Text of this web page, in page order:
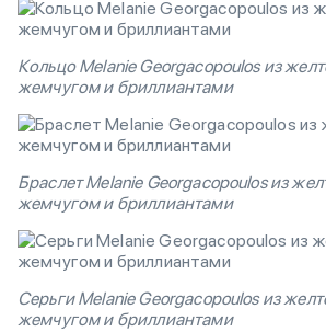
Кольцо Melanie Georgacopoulos из
жемчугом и бриллиантами
Браслет Melanie Georgacopoulos из
жемчугом и бриллиантами
Серьги Melanie Georgacopoulos из
жемчугом и бриллиантами